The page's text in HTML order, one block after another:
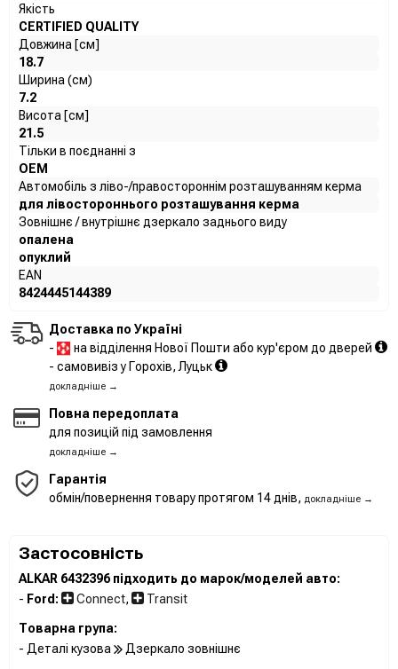
Якість
CERTIFIED QUALITY
Довжина [см]
18.7
Ширина (см)
7.2
Висота [см]
21.5
Тільки в поєднанні з
OEM
Автомобіль з ліво-/правостороннім розташуванням керма
для лівостороннього розташування керма
Зовнішнє / внутрішнє дзеркало заднього виду
опалена
опуклий
EAN
8424445144389
Доставка по Україні
-
на відділення Нової Пошти або кур'єром до дверей
- самовивіз у Горохів, Луцьк
докладніше →
Повна передоплата
для позицій під замовлення
докладніше →
Гарантія
обмін/повернення товару протягом 14 днів, докладніше →
Застосовність
ALKAR 6432396 підходить до марок/моделей авто:
- Ford: Connect, Transit
Товарна група:
- Деталі кузова
Дзеркало зовнішнє